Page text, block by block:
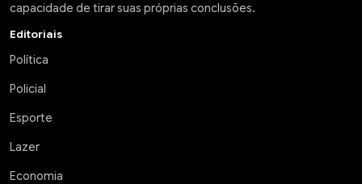
capacidade de tirar suas próprias conclusões.
Editoriais
Política
Policial
Esporte
Lazer
Economia